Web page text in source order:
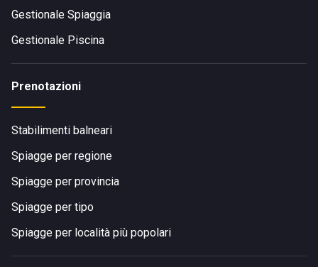
Gestionale Spiaggia
Gestionale Piscina
Prenotazioni
Stabilimenti balneari
Spiagge per regione
Spiagge per provincia
Spiagge per tipo
Spiagge per località più popolari